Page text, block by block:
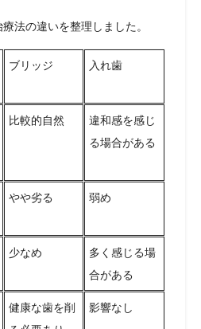
法の違いを整理しました。
ブリッジ 入れ歯
比較的自然
違和感を感じ
る場合がある
やや劣る 弱め
少なめ
多く感じる場
合がある
健康な歯を削
影響なし